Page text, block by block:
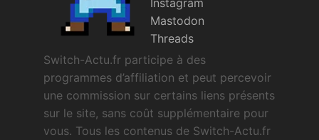
Mastodon
Threads
Switch-Actu.fr participe à des
programmes d’affiliation et peut percevoir
une commission sur certains liens présents
sur le site, sans coût supplémentaire pour
vous. Tous les contenus de Switch-Actu.fr